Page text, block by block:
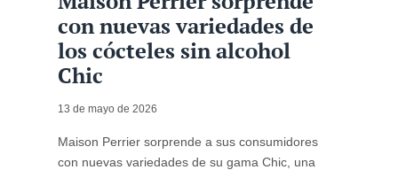
con nuevas variedades de
los cócteles sin alcohol
Chic
13 de mayo de 2026
Maison Perrier sorprende a sus consumidores
con nuevas variedades de su gama Chic, una